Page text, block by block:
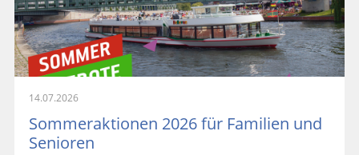
14.07.2026
Sommeraktionen 2026 für Familien und
Senioren